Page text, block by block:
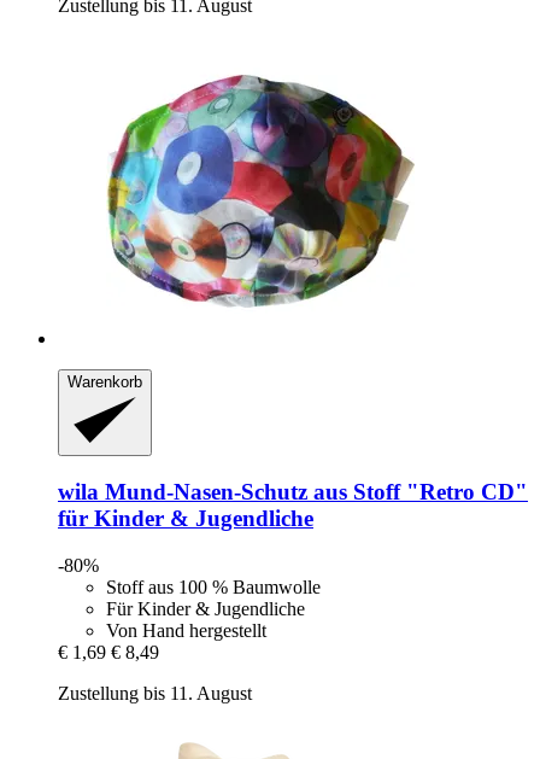
Zustellung bis 11. August
Warenkorb
wila Mund-​​Nasen-​​Schutz aus Stoff "Retro CD"
für Kinder & Jugendliche
-80%
Stoff aus 100 % Baumwolle
Für Kinder & Jugendliche
Von Hand hergestellt
€ 1,69 € 8,49
Zustellung bis 11. August